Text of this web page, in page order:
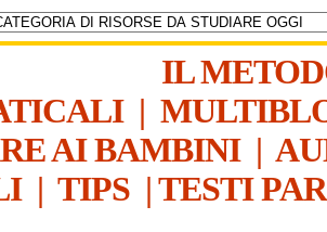
IL
|
AI BAMBINI|
| TIPS | TESTI